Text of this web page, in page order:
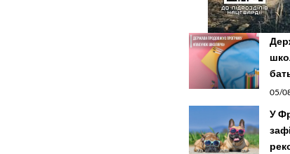
05/
У